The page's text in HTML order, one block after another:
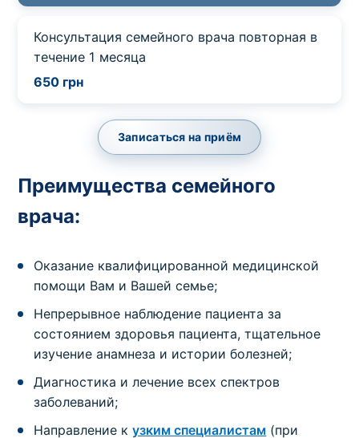
Консультация семейного врача повторная в
течение 1 месяца
650 грн
Записаться на приём
Преимущества семейного
врача:
Оказание квалифицированной медицинской
помощи Вам и Вашей семье;
Непрерывное наблюдение пациента за
состоянием здоровья пациента, тщательное
изучение анамнеза и истории болезней;
Диагностика и лечение всех спектров
заболеваний;
Направление кузким специалистам (при
Если вы не знаете, какие анализы вам
необходимы,запишитесь к врачу
консультацию .
прайс-листа. Однако, чтобы избежать возможных
недоразумений, рекомендуем уточнять стоимость и
указанным на сайте.